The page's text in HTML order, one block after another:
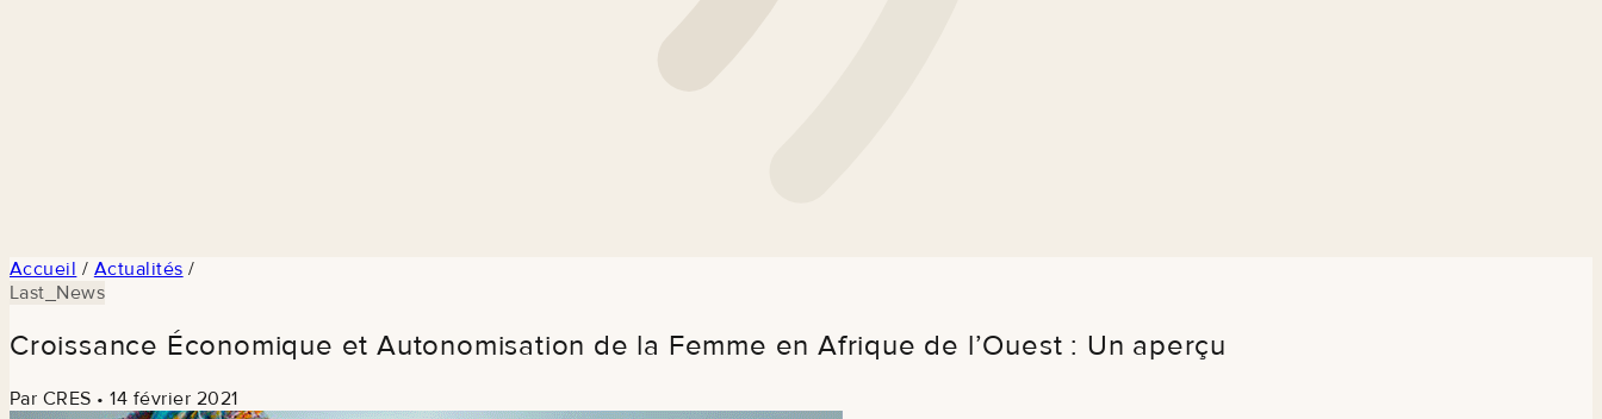
Accueil / Actualités /
Last_News
Croissance Économique et Autonomisation de la Femme en Afrique de l’Ouest : Un aperçu
Par CRES • 14 février 2021